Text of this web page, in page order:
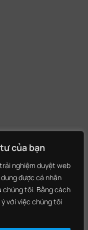
của bạn
nghiệm duyệt web
được cá nhân
chúng tôi. Bằng cách
với việc chúng tôi